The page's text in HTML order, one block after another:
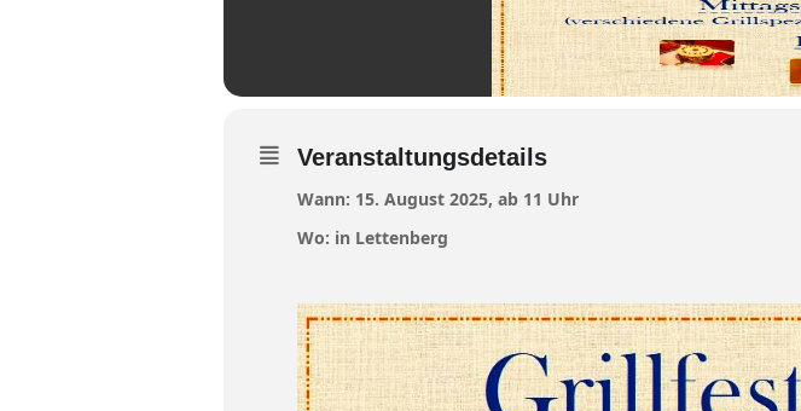
Veranstaltungsdetails
Wann: 15. August 2025, ab 11 Uhr
Wo: in Lettenberg